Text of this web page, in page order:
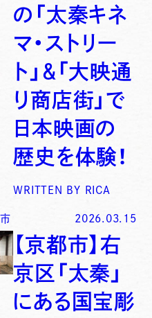
の「太秦キネ
マ・ストリー
ト」＆「大映通
り商店街」で
日本映画の
歴史を体験！
WRITTEN BY RICA
2026.03.15
【京都市】右
京区「太秦」
にある国宝彫